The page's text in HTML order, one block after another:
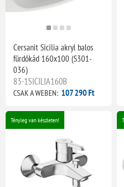
Cersanit Sicilia akryl balos
fürdőkád 160x100 (S301-
036)
83-1SICILIA160B
CSAK A WEBEN: 107 290 Ft
Tényleg van készleten!